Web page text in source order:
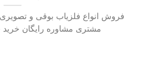
فروش انواع فلزیاب بوقی و
مشتری مشاوره رایگان خرید